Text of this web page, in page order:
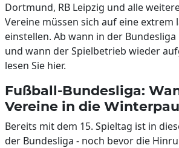
Dortmund, RB Leipzig und alle
Vereine müssen sich auf eine extrem
einstellen. Ab wann in der
und wann der Spielbetrieb wieder
lesen Sie hier.
Fußball-Bundesliga:
Vereine in die
Bereits mit dem 15. Spieltag ist in
der Bundesliga - noch bevor die